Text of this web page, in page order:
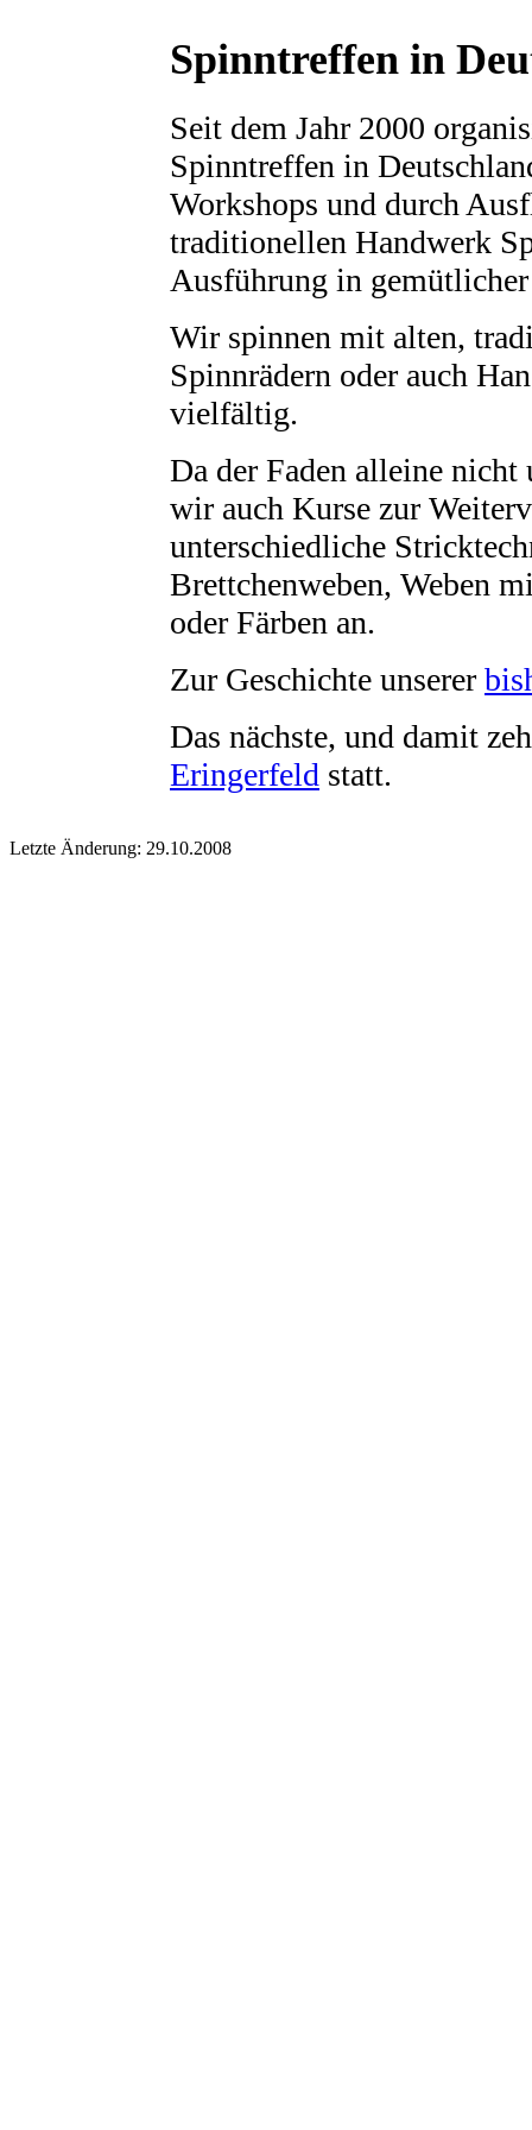
Spinntreffen in
Seit dem Jahr 2000
Spinntreffen in
Workshops und durch
traditionellen Handwerk
Ausführung in
Wir spinnen mit alten,
Spinnrädern oder auch
vielfältig.
Da der Faden alleine
wir auch Kurse zur
unterschiedliche
Brettchenweben, Weben
oder Färben an.
Zur Geschichte unserer
Das nächste, und damit
Eringerfeld statt.
Letzte Änderung: 29.10.2008